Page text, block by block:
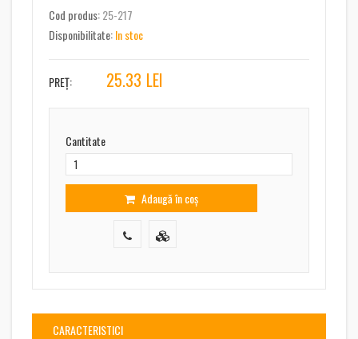
Cod produs:25-217
Disponibilitate:In stoc
PREȚ: 25.33 LEI
Cantitate
Adaugă în coș
CARACTERISTICI